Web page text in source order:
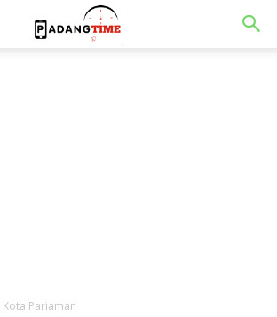
Kota Pariaman